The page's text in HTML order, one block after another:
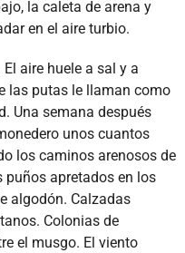
la caleta de arena y
en el aire turbio.
aire huele a sal y a
las putas le llaman como
Una semana después
unos cuantos
los caminos arenosos de
puños apretados en los
algodón. Calzadas
Colonias de
el musgo. El viento